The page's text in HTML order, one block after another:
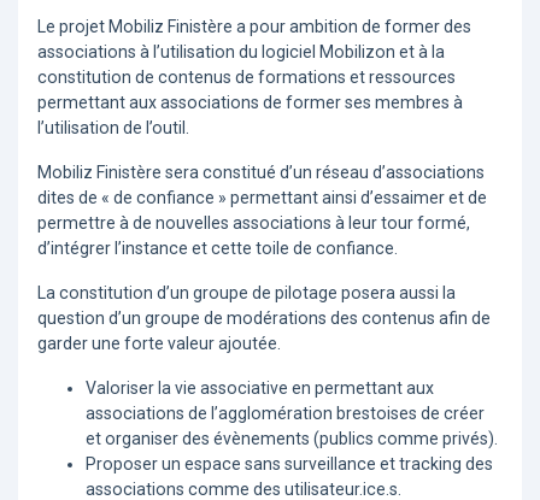
Le projet Mobiliz Finistère a pour ambition de former des
associations à l’utilisation du logiciel Mobilizon et à la
constitution de contenus de formations et ressources
permettant aux associations de former ses membres à
l’utilisation de l’outil.
Mobiliz Finistère sera constitué d’un réseau d’associations
dites de « de confiance » permettant ainsi d’essaimer et de
permettre à de nouvelles associations à leur tour formé,
d’intégrer l’instance et cette toile de confiance.
La constitution d’un groupe de pilotage posera aussi la
question d’un groupe de modérations des contenus afin de
garder une forte valeur ajoutée.
Valoriser la vie associative en permettant aux
associations de l’agglomération brestoises de créer
et organiser des évènements (publics comme privés).
Proposer un espace sans surveillance et tracking des
associations comme des utilisateur.ice.s.